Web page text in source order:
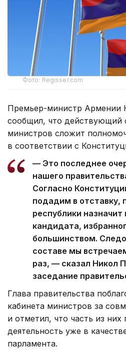
Фото: Regisser.com
Премьер-министр Армении
сообщил, что действующий
министров сложит
в соответствии с
— Это последнее
нашего
Согласно
подадим в отставку,
республики
кандидата,
большинством.
составе мы
раз, — сказал Никол
заседание
Глава правительства
кабинета министров за
и отметил, что часть из
деятельность уже в
парламента.